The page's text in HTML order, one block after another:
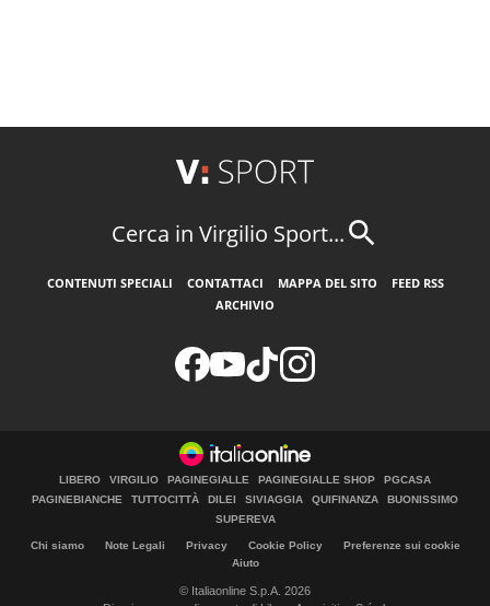
Cerca in Virgilio Sport...
CONTENUTI SPECIALI CONTATTACI MAPPA DEL SITO
FEED RSS
ARCHIVIO
LIBERO VIRGILIO PAGINEGIALLE PAGINEGIALLE SHOP
PGCASA
PAGINEBIANCHE
TUTTOCITTÀ DILEI SIVIAGGIA QUIFINANZA
BUONISSIMO
SUPEREVA
Chi siamo Note Legali Privacy Cookie Policy
Preferenze sui cookie
Aiuto
© Italiaonline S.p.A. 2026